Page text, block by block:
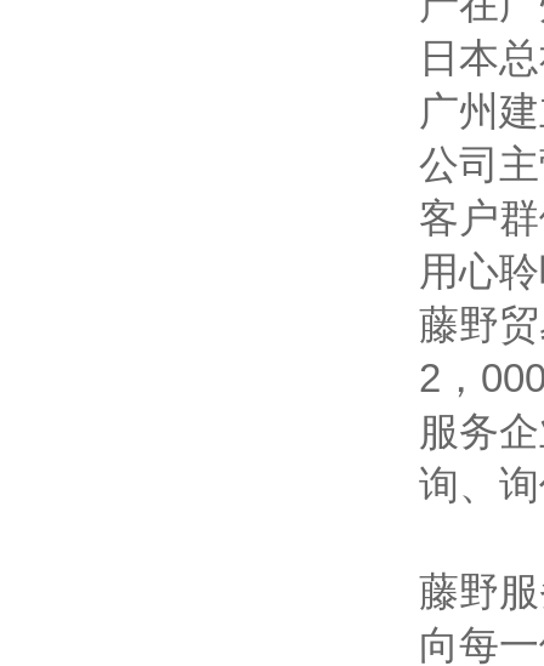
日本
广州
公司
客户
用心
藤野
2，
服务
询、
藤野
向每